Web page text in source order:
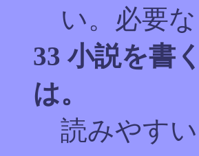
い。必要
33 小説を書
は。
読みやす